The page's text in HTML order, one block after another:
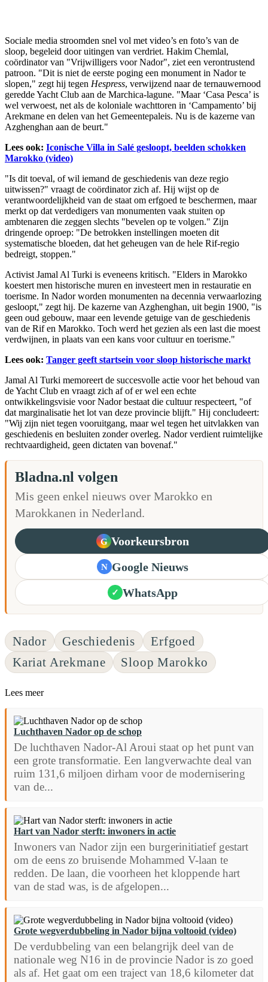
Sociale media stroomden snel vol met video’s en foto’s van de
sloop, begeleid door uitingen van verdriet. Hakim Chemlal,
coördinator van "Vrijwilligers voor Nador", ziet een verontrustend
patroon. "Dit is niet de eerste poging een monument in Nador te
slopen," zegt hij tegen Hespress, verwijzend naar de ternauwernood
geredde Yacht Club aan de Marchica-lagune. "Maar ‘Casa Pesca’ is
wel verwoest, net als de koloniale wachttoren in ‘Campamento’ bij
Arekmane en delen van het Gemeentepaleis. Nu is de kazerne van
Azghenghan aan de beurt."
Lees ook: Iconische Villa in Salé gesloopt, beelden schokken
Marokko (video)
"Is dit toeval, of wil iemand de geschiedenis van deze regio
uitwissen?" vraagt de coördinator zich af. Hij wijst op de
verantwoordelijkheid van de staat om erfgoed te beschermen, maar
merkt op dat verdedigers van monumenten vaak stuiten op
ambtenaren die zeggen slechts "bevelen op te volgen." Zijn
dringende oproep: "De betrokken instellingen moeten dit
systematische bloeden, dat het geheugen van de hele Rif-regio
bedreigt, stoppen."
Activist Jamal Al Turki is eveneens kritisch. "Elders in Marokko
koestert men historische muren en investeert men in restauratie en
toerisme. In Nador worden monumenten na decennia verwaarlozing
gesloopt," zegt hij. De kazerne van Azghenghan, uit begin 1900, "is
geen oud gebouw, maar een levende getuige van de geschiedenis
van de Rif en Marokko. Toch werd het gezien als een last die moest
verdwijnen, in plaats van een kans voor cultuur en toerisme."
Lees ook: Tanger geeft startsein voor sloop historische markt
Jamal Al Turki memoreert de succesvolle actie voor het behoud van
de Yacht Club en vraagt zich af of er wel een echte
ontwikkelingsvisie voor Nador bestaat die cultuur respecteert, "of
dat marginalisatie het lot van deze provincie blijft." Hij concludeert:
"Wij zijn niet tegen vooruitgang, maar wel tegen het uitvlakken van
geschiedenis en besluiten zonder overleg. Nador verdient ruimtelijke
rechtvaardigheid, geen dictaten van bovenaf."
Bladna.nl volgen
Mis geen enkel nieuws over Marokko en
Marokkanen in Nederland.
G Voorkeursbron
N Google Nieuws
✓ WhatsApp
Nador Geschiedenis
Erfgoed
Kariat Arekmane
Sloop Marokko
Lees meer
Luchthaven Nador op de schop
De luchthaven Nador-Al Aroui staat op het punt van
een grote transformatie. Een langverwachte deal van
ruim 131,6 miljoen dirham voor de modernisering
van de...
Hart van Nador sterft: inwoners in actie
Inwoners van Nador zijn een burgerinitiatief gestart
om de eens zo bruisende Mohammed V-laan te
redden. De laan, die voorheen het kloppende hart
van de stad was, is de afgelopen...
Grote wegverdubbeling in Nador bijna voltooid (video)
De verdubbeling van een belangrijk deel van de
nationale weg N16 in de provincie Nador is zo goed
als af. Het gaat om een traject van 18,6 kilometer dat